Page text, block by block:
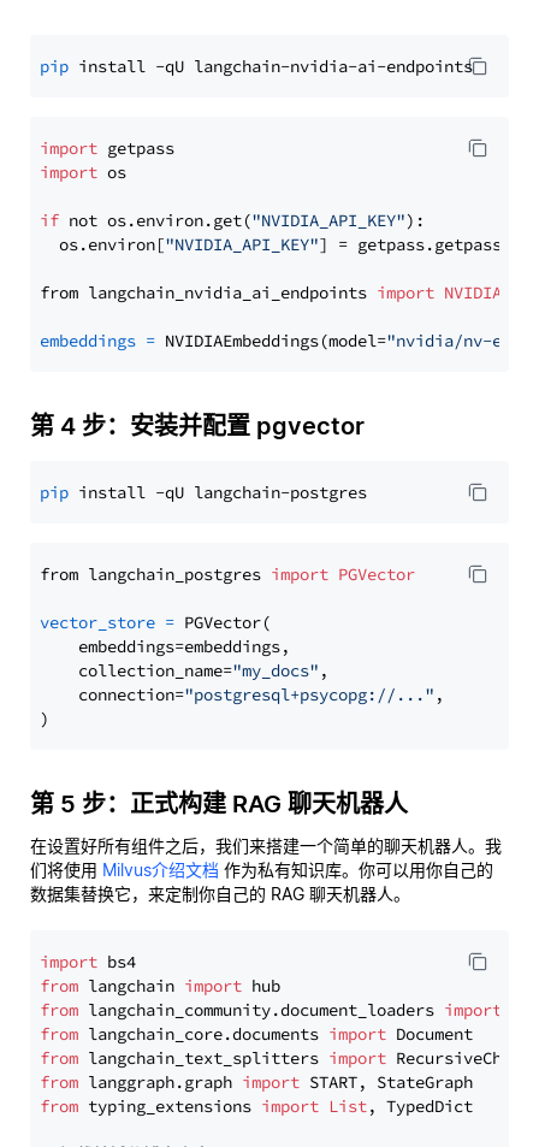
pip
import
import os
if not os.environ.get("NVIDIA_API_KEY"):
  os.environ[
"NVIDIA_API_KEY"] = getpass.getpass(
from langchain_nvidia_ai_endpoints import
embeddings = NVIDIAEmbeddings(model="nvidia/nv-
第 4 步：安装并配置 pgvector
pip
from langchain_postgres import PGVector
vector_store = PGVector(
    embeddings=embeddings,
    collection_name=
"my_docs" ,
    connection=
"postgresql+psycopg://..." ,
第 5 步：正式构建 RAG 聊天机器人
在设置好所有组件之后，我们来搭建一个简单的聊天机器人。我
们将使用 Milvus介绍文档 作为私有知识库。你可以用你自己的
数据集替换它，来定制你自己的 RAG 聊天机器人。
import
from langchain import
from langchain_community.document_loaders import
from langchain_core.documents import
from langchain_text_splitters import
from langgraph.graph import
from typing_extensions import List, TypedDict